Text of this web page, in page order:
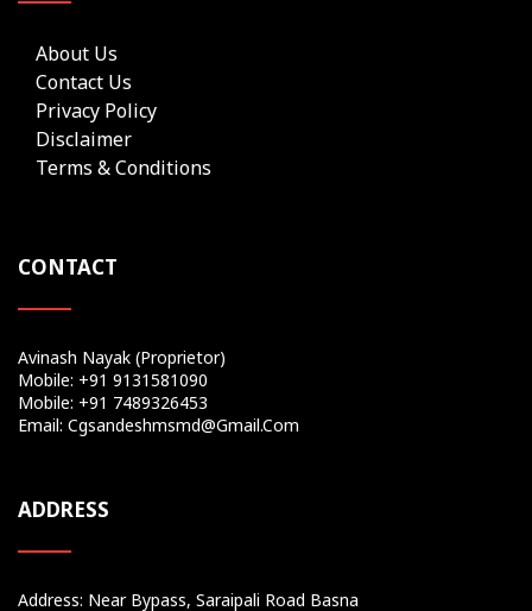
About Us
Contact Us
Privacy Policy
Disclaimer
Terms & Conditions
CONTACT
Avinash Nayak (Proprietor)
Mobile: +91 9131581090
Mobile: +91 7489326453
Email: Cgsandeshmsmd@gmail.com
ADDRESS
Address: Near Bypass, Saraipali Road Basna